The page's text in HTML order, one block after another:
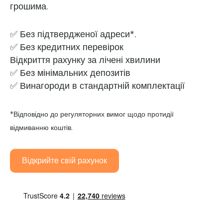
грошима.
✅ Без підтвердженої адреси*.
✅ Без кредитних перевірок
Відкриття рахунку за лічені хвилини
✅ Без мінімальних депозитів
✅ Винагороди в стандартній комплектації
*Відповідно до регуляторних вимог щодо протидії
відмиванню коштів.
Відкрийте свій рахунок